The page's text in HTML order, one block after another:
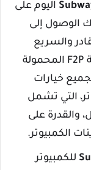
اليوم على
الوصول إلى
والسريع
والمحسن جيدًا الذي يمكنه تشغيل لعبة F2P المحمولة
خيارات
التي تشمل
والقدرة على
الكمبيوتر.
للكمبيوتر